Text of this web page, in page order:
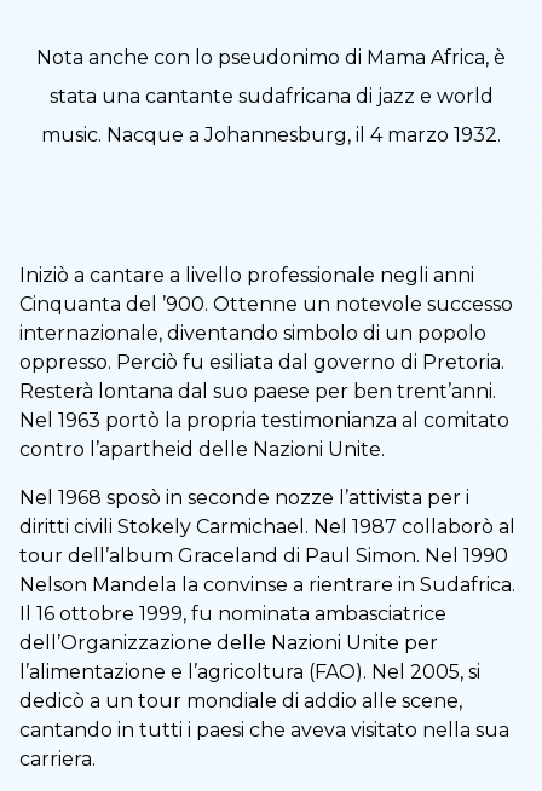
Nota anche con lo pseudonimo di Mama Africa, è
stata una cantante sudafricana di jazz e world
music. Nacque a Johannesburg, il 4 marzo 1932.
Iniziò a cantare a livello professionale negli anni
Cinquanta del ’900. Ottenne un notevole successo
internazionale, diventando simbolo di un popolo
oppresso. Perciò fu esiliata dal governo di Pretoria.
Resterà lontana dal suo paese per ben trent’anni.
Nel 1963 portò la propria testimonianza al comitato
contro l’apartheid delle Nazioni Unite.
Nel 1968 sposò in seconde nozze l’attivista per i
diritti civili Stokely Carmichael. Nel 1987 collaborò al
tour dell’album Graceland di Paul Simon. Nel 1990
Nelson Mandela la convinse a rientrare in Sudafrica.
Il 16 ottobre 1999, fu nominata ambasciatrice
dell’Organizzazione delle Nazioni Unite per
l’alimentazione e l’agricoltura (FAO). Nel 2005, si
dedicò a un tour mondiale di addio alle scene,
cantando in tutti i paesi che aveva visitato nella sua
carriera.